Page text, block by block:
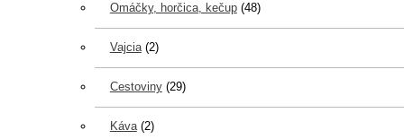
Omáčky, horčica, kečup (48)
Vajcia (2)
Cestoviny (29)
Káva (2)